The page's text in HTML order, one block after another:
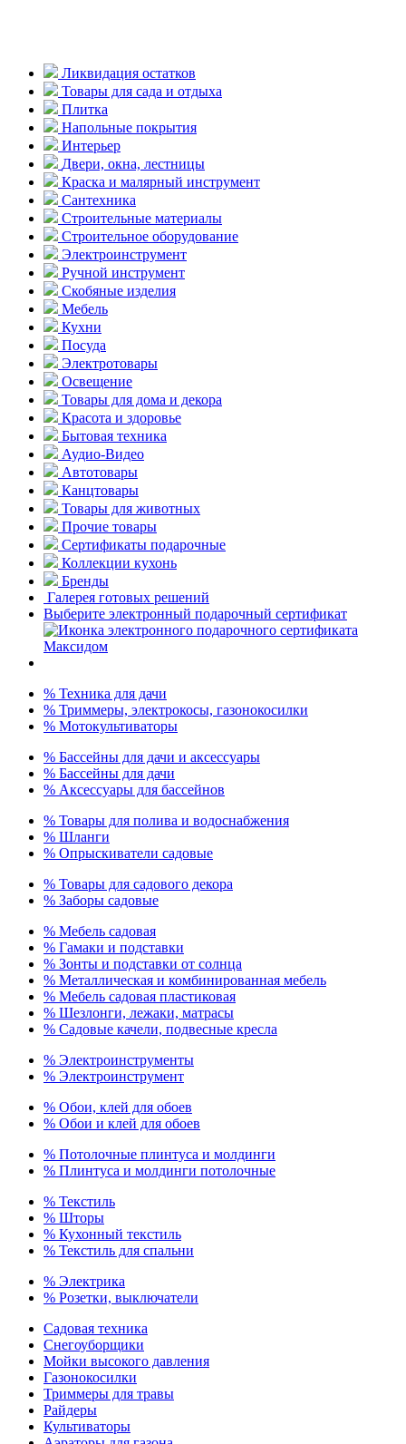
Ликвидация остатков
Товары для сада и отдыха
Плитка
Напольные покрытия
Интерьер
Двери, окна, лестницы
Краска и малярный инструмент
Сантехника
Строительные материалы
Строительное оборудование
Электроинструмент
Ручной инструмент
Скобяные изделия
Мебель
Кухни
Посуда
Электротовары
Освещение
Товары для дома и декора
Красота и здоровье
Бытовая техника
Аудио-Видео
Автотовары
Канцтовары
Товары для животных
Прочие товары
Сертификаты подарочные
Коллекции кухонь
Бренды
Галерея готовых решений
Выберите электронный подарочный сертификат
% Техника для дачи
% Триммеры, электрокосы, газонокосилки
% Мотокультиваторы
% Бассейны для дачи и аксессуары
% Бассейны для дачи
% Аксессуары для бассейнов
% Товары для полива и водоснабжения
% Шланги
% Опрыскиватели садовые
% Товары для садового декора
% Заборы садовые
% Мебель садовая
% Гамаки и подставки
% Зонты и подставки от солнца
% Металлическая и комбинированная мебель
% Мебель садовая пластиковая
% Шезлонги, лежаки, матрасы
% Садовые качели, подвесные кресла
% Электроинструменты
% Электроинструмент
% Обои, клей для обоев
% Обои и клей для обоев
% Потолочные плинтуса и молдинги
% Плинтуса и молдинги потолочные
% Текстиль
% Шторы
% Кухонный текстиль
% Текстиль для спальни
% Электрика
% Розетки, выключатели
Садовая техника
Снегоуборщики
Мойки высокого давления
Газонокосилки
Триммеры для травы
Райдеры
Культиваторы